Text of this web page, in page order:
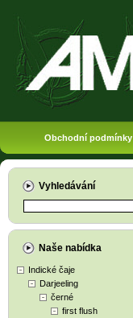
Obchodní podmínky
Vyhledávání
Naše nabídka
Indické čaje
Darjeeling
černé
first flush